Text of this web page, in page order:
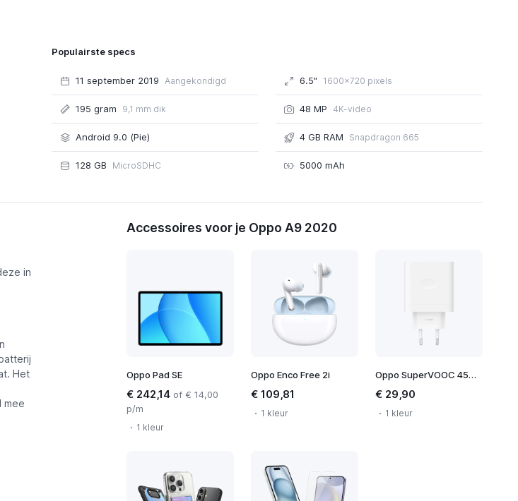
Populairste specs
11 september 2019 Aangekondigd
195 gram 9,1 mm dik
Android 9.0 (Pie)
128 GB MicroSDHC
6.5" 1600x720 pixels
48 MP 4K-video
4 GB RAM Snapdragon 665
5000 mAh
in
Het
mee
Accessoires voor je Oppo A9 2020
Oppo Pad SE
€ 242,14 of € 14,00
p/m
1 kleur
Oppo Enco Free 2i
€ 109,81
1 kleur
Oppo SuperVOOC 45W Power Adapter
€ 29,90
1 kleur